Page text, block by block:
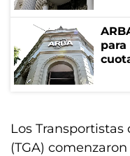
Los
(TGA) comenzaron